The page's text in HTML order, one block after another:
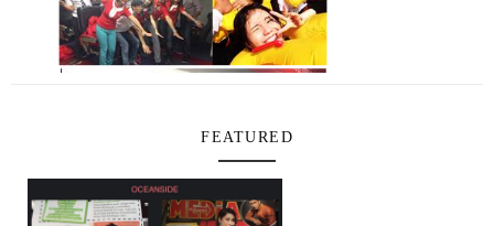
FEATURED